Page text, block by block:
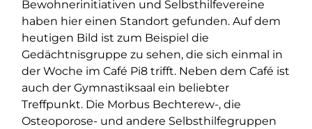
Bewohnerinitiativen und Selbsthilfevereine
haben hier einen Standort gefunden. Auf dem
heutigen Bild ist zum Beispiel die
Gedächtnisgruppe zu sehen, die sich einmal in
der Woche im Café Pi8 trifft. Neben dem Café ist
auch der Gymnastiksaal ein beliebter
Treffpunkt. Die Morbus Bechterew-, die
Osteoporose- und andere Selbsthilfegruppen